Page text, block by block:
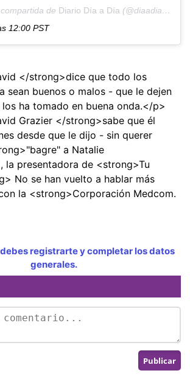
de Diario Día a Día (@diaadiapa) el
12:00 PST
</strong>dice que todo los
sean buenos o malos - que le dejen
ha tomado en buena onda.</p>
Grazier </strong>sabe que él
desde que le dijo - sin querer
a Natalie
la presentadora de <strong>Tu
No se han vuelto a hablar más
la <strong>Corporación Medcom.
registrarte y completar los datos
generales.